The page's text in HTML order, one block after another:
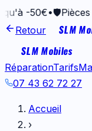
•🛡️Pièces
Retour
SLM
SLM Mobiles
RéparationTarifs
07 43 62 72 27
Accueil
›